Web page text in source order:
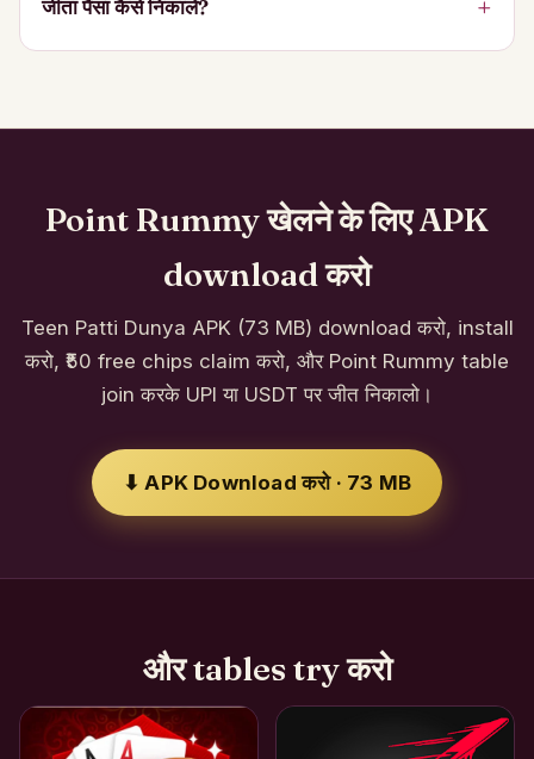
जीता पैसा कैसे निकालें?
Point Rummy खेलने के लिए APK
download करो
Teen Patti Dunya APK (73 MB) download करो, install
करो, ₹50 free chips claim करो, और Point Rummy table
join करके UPI या USDT पर जीत निकालो।
⬇ APK Download करो · 73 MB
और tables try करो